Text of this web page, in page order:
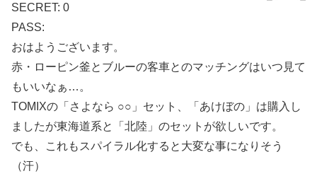
SECRET: 0
PASS:
おはようございます。
赤・ローピン釜とブルーの客車とのマッチングはいつ見て
もいいなぁ…。
TOMIXの「さよなら ○○」セット、「あけぼの」は購入し
ましたが東海道系と「北陸」のセットが欲しいです。
でも、これもスパイラル化すると大変な事になりそう
（汗）